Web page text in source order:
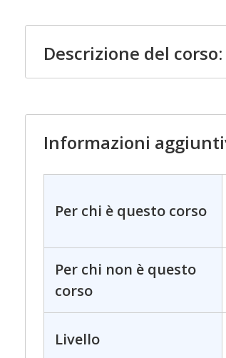
Descrizione del corso:
Informazioni
Per chi è questo corso
Per chi non è questo
corso
Livello